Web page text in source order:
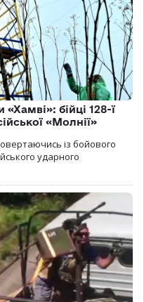
бійці 128-ї
«Молнії»
із бойового
ударного